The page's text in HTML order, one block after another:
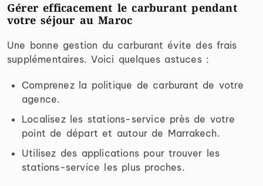
Gérer efficacement le carburant pendant
votre séjour au Maroc
Une bonne gestion du carburant évite des frais
supplémentaires. Voici quelques astuces :
Comprenez la politique de carburant de votre
agence.
Localisez les stations-service près de votre
point de départ et autour de Marrakech.
Utilisez des applications pour trouver les
stations-service les plus proches.